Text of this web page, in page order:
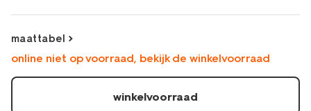
blauw-
33166670BLUE.html
maattabel
online niet op voorraad, bekijk de winkelvoorraad
winkelvoorraad